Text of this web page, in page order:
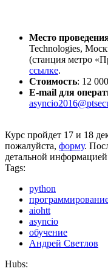
Место
Technologies,
(станция метро
ссылке.
Стоимость: 12
E-mail для
Курс пройдет 17 и 18
пожалуйста, форму.
детальной информацией
Tags:
python
aiohtt
asyncio
обучение
Андрей Светлов
Hubs: